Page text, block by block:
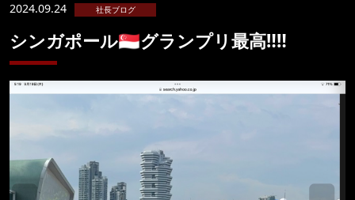
2024.09.24 社長ブログ
シンガポール🇸🇬グランプリ最高‼️‼️